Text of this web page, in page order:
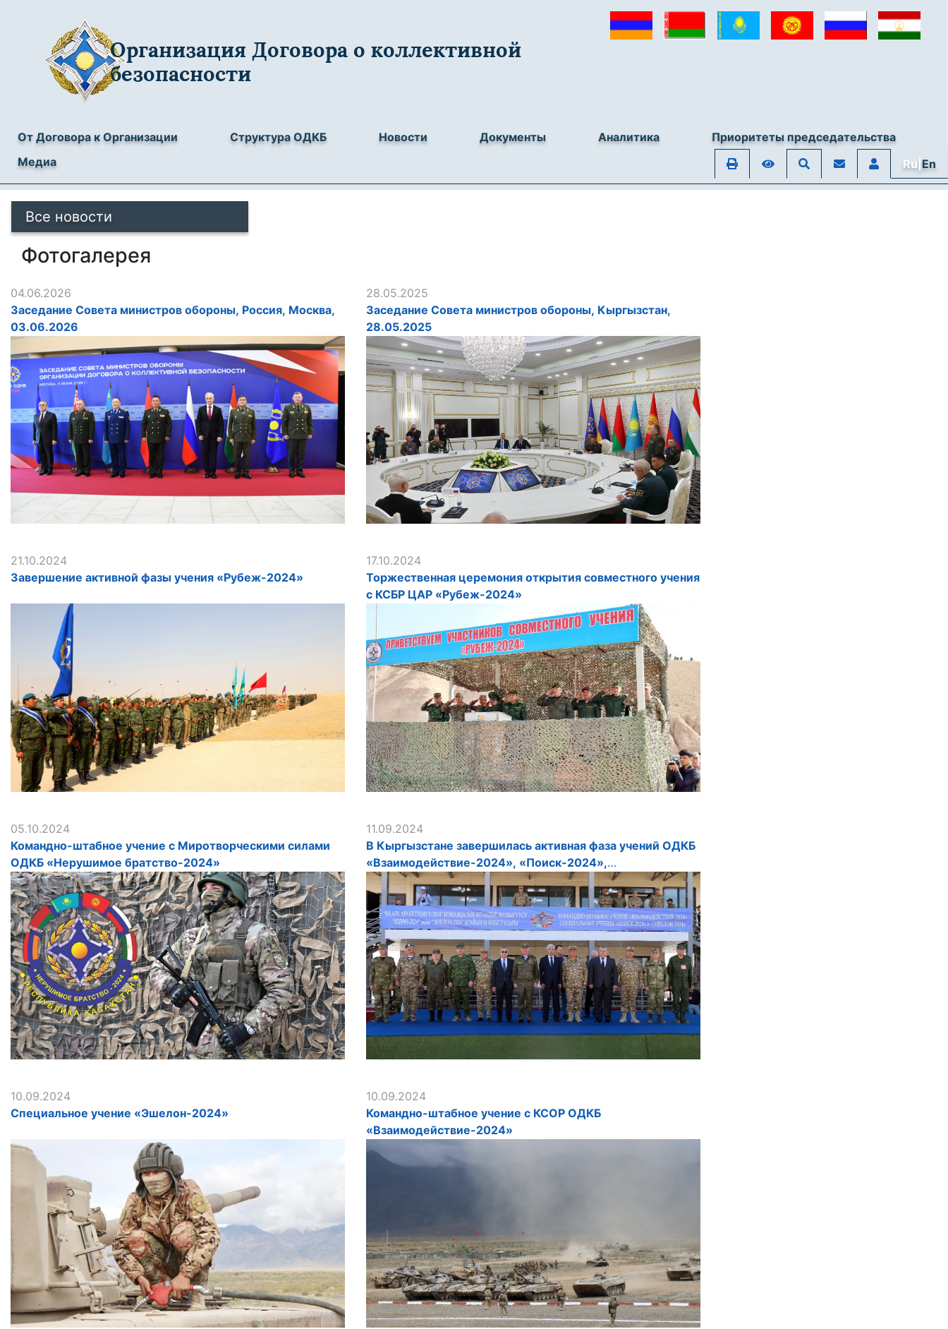
Организация Договора о коллективной
безопасности
От Договора к Организации Структура ОДКБ Новости Документы Аналитика
Приоритеты председательства
Медиа
Ru|En
Все новости
Фотогалерея
04.06.2026
Заседание Совета министров обороны, Россия, Москва,
03.06.2026
28.05.2025
Заседание Совета министров обороны, Кыргызстан,
28.05.2025
21.10.2024
Завершение активной фазы учения «Рубеж-2024»
17.10.2024
Торжественная церемония открытия совместного учения
с КСБР ЦАР «Рубеж-2024»
05.10.2024
Командно-штабное учение с Миротворческими силами
ОДКБ «Нерушимое братство-2024»
11.09.2024
В Кыргызстане завершилась активная фаза учений ОДКБ
«Взаимодействие-2024», «Поиск-2024»,
«Эшелон-2024»
10.09.2024
Специальное учение «Эшелон-2024»
10.09.2024
Командно-штабное учение с КСОР ОДКБ
«Взаимодействие-2024»